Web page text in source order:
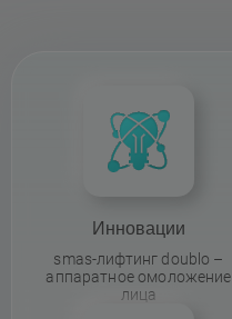
Инновации
smas-лифтинг doublo –
аппаратное омоложение
лица